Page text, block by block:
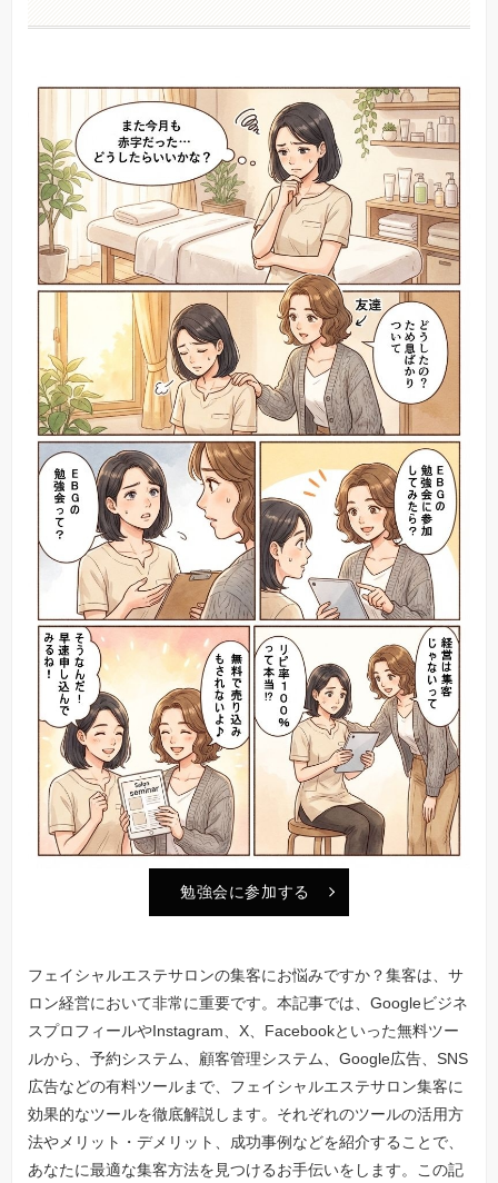
勉強会に参加する
フェイシャルエステサロンの集客にお悩みですか？集客は、サ
ロン経営において非常に重要です。本記事では、Googleビジネ
スプロフィールやInstagram、X、Facebookといった無料ツー
ルから、予約システム、顧客管理システム、Google広告、SNS
広告などの有料ツールまで、フェイシャルエステサロン集客に
効果的なツールを徹底解説します。それぞれのツールの活用方
法やメリット・デメリット、成功事例などを紹介することで、
あなたに最適な集客方法を見つけるお手伝いをします。この記